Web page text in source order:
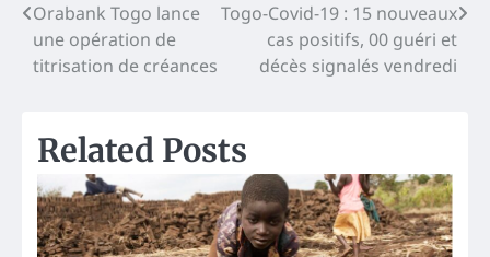
Post
navigation
Orabank Togo lance
une opération de
titrisation de créances
Togo-Covid-19 : 15 nouveaux
cas positifs, 00 guéri et
décès signalés vendredi
Related Posts